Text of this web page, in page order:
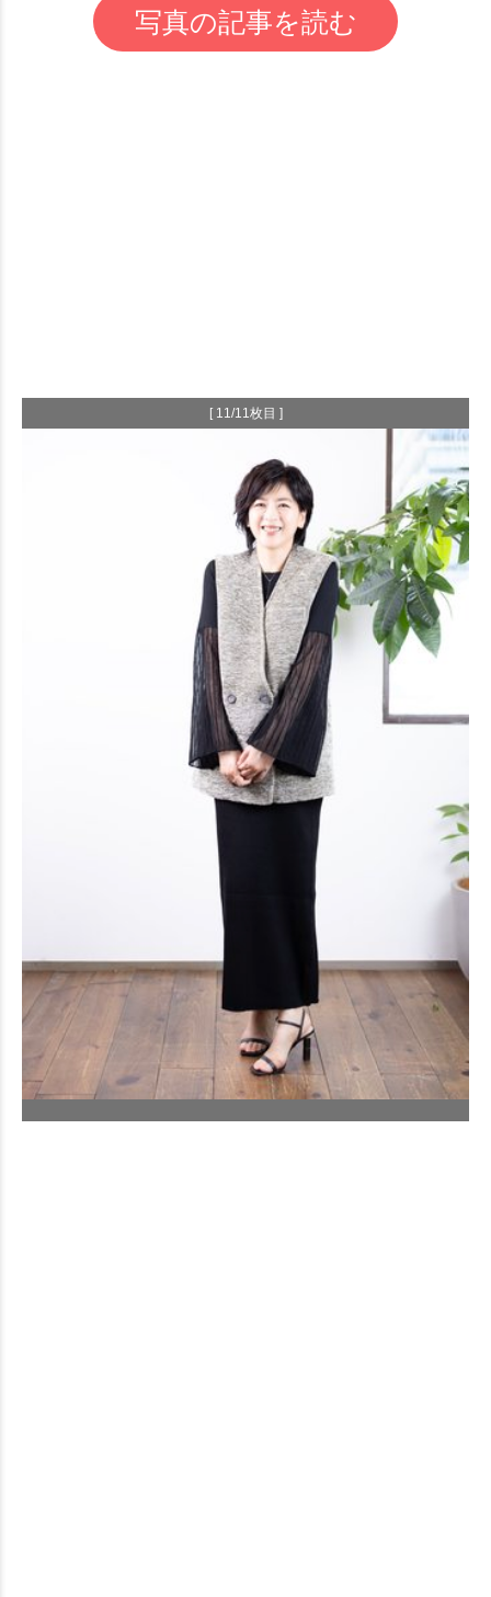
写真の記事を読む
[ 11/11枚目 ]